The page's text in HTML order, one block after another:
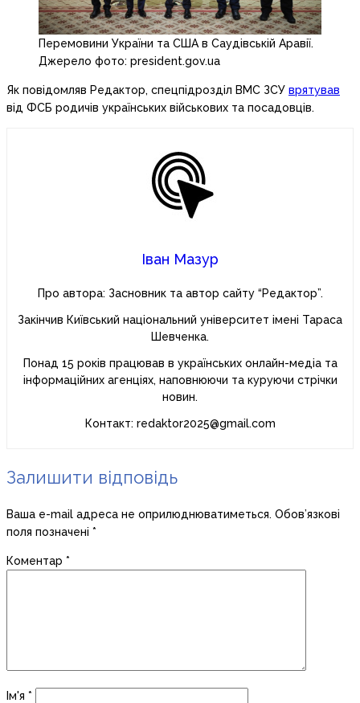
Перемовини України та США в Саудівській Аравії.
Джерело фото: president.gov.ua
Як повідомляв Редактор, спецпідрозділ ВМС ЗСУ врятував
від ФСБ родичів українських військових та посадовців.
Іван Мазур
Про автора: Засновник та автор сайту “Редактор”.
Закінчив Київський національний університет імені Тараса
Шевченка.
Понад 15 років працював в українських онлайн-медіа та
інформаційних агенціях, наповнюючи та куруючи стрічки
новин.
Контакт: redaktor2025@gmail.com
Залишити відповідь
Ваша e-mail адреса не оприлюднюватиметься. Обов’язкові
поля позначені *
Коментар *
Ім'я *